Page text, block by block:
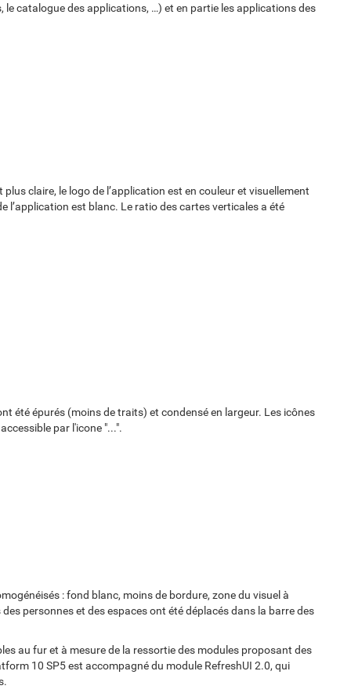
catalogue des applications, …) et en partie les applications des
claire, le logo de l’application est en couleur et visuellement
l’application est blanc. Le ratio des cartes verticales a été
été épurés (moins de traits) et condensé en largeur. Les icônes
par l'icone "...".
: fond blanc, moins de bordure, zone du visuel à
personnes et des espaces ont été déplacés dans la barre des
au fur et à mesure de la ressortie des modules proposant des
10 SP5 est accompagné du module RefreshUI 2.0, qui